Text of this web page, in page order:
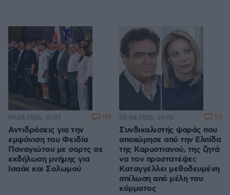
Αντιδράσεις για την
εμφάνιση του Φειδία
Παναγιώτου με σορτς σε
εκδήλωση μνήμης για
Ισαάκ και Σολωμού
09.08.2026, 10:07 119
Συνδικαλιστής ψαράς που
αποχώρησε από την Ελπίδα
της Καρυστιανού, της ζητά
να τον προστατέψει:
Καταγγέλλει μεθοδευμένη
σπίλωση από μέλη του
κόμματος
08.08.2026, 20:05 53